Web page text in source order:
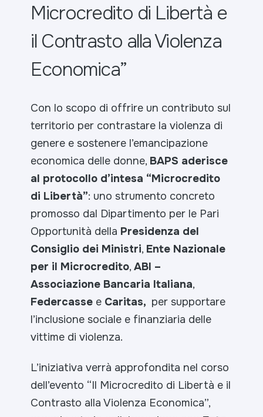
Microcredito di Libertà e
il Contrasto alla Violenza
Economica”
Con lo scopo di offrire un contributo sul
territorio per contrastare la violenza di
genere e sostenere l’emancipazione
economica delle donne, BAPS aderisce
al protocollo d’intesa “Microcredito
di Libertà”: uno strumento concreto
promosso dal Dipartimento per le Pari
Opportunità della Presidenza del
Consiglio dei Ministri, Ente Nazionale
per il Microcredito,ABI –
Associazione Bancaria Italiana,
Federcasse e Caritas, per supportare
l’inclusione sociale e finanziaria delle
vittime di violenza.
L’iniziativa verrà approfondita nel corso
dell’evento “Il Microcredito di Libertà e il
Contrasto alla Violenza Economica”,